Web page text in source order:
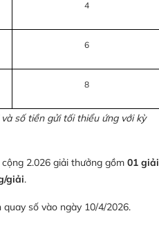
4
6
8
số tiền gửi tối thiểu ứng với kỳ
2.026 giải thưởng gồm 01 giải
giải.
số vào ngày 10/4/2026.